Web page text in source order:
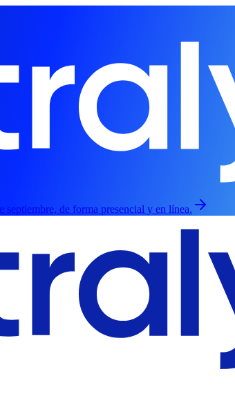
de forma presencial y en línea.